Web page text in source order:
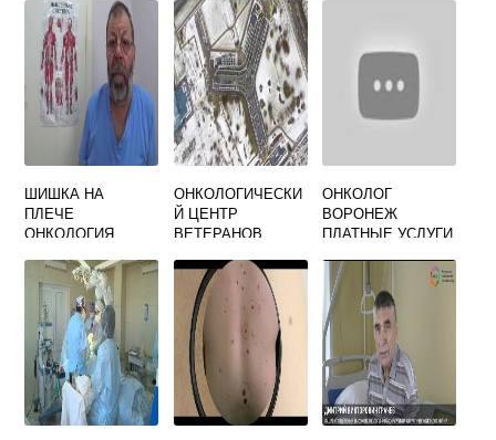
САЙТ
ШИШКА НА
ПЛЕЧЕ
ОНКОЛОГИЯ
ОНКОЛОГИЧЕСКИ
Й ЦЕНТР
ВЕТЕРАНОВ
ОНКОЛОГ
ВОРОНЕЖ
ПЛАТНЫЕ УСЛУГИ